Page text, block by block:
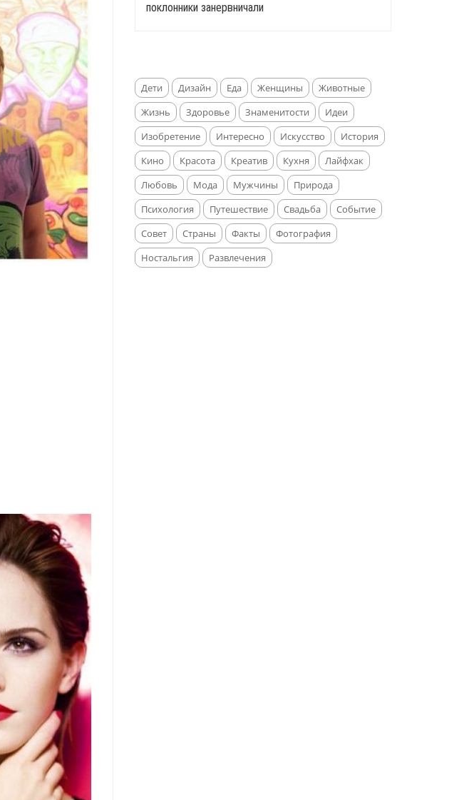
поклонники занервничали
Дети Дизайн Еда Женщины
Животные
Жизнь
Здоровье Знаменитости
Идеи
Изобретение
Интересно Искусство
История
Кино
Красота Креатив Кухня
Лайфхак
Любовь
Мода Мужчины
Природа
Психология
Путешествие Свадьба
Событие
Совет
Страны Факты
Фотография
Ностальгия
Развлечения